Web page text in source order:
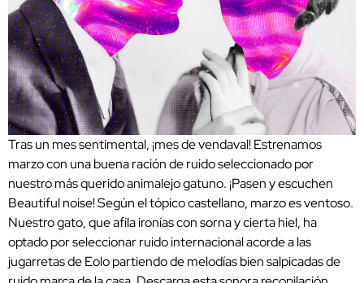
Tras un mes sentimental, ¡mes de vendaval! Estrenamos
marzo con una buena ración de ruido seleccionado por
nuestro más querido animalejo gatuno. ¡Pasen y escuchen
Beautiful noise! Según el tópico castellano, marzo es ventoso.
Nuestro gato, que afila ironías con sorna y cierta hiel, ha
optado por seleccionar ruido internacional acorde a las
jugarretas de Eolo partiendo de melodías bien salpicadas de